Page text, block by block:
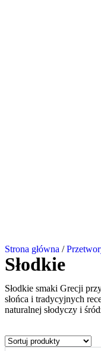
Strona główna /
Słodkie
Słodkie smaki Grecji
słońca i tradycyjnych
naturalnej słodyczy i